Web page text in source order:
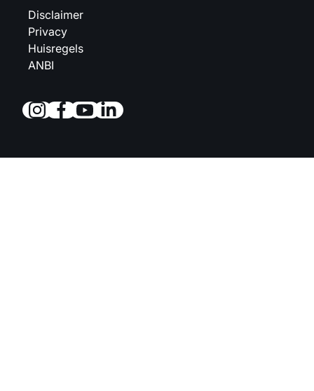
Disclaimer
Privacy
Huisregels
ANBI